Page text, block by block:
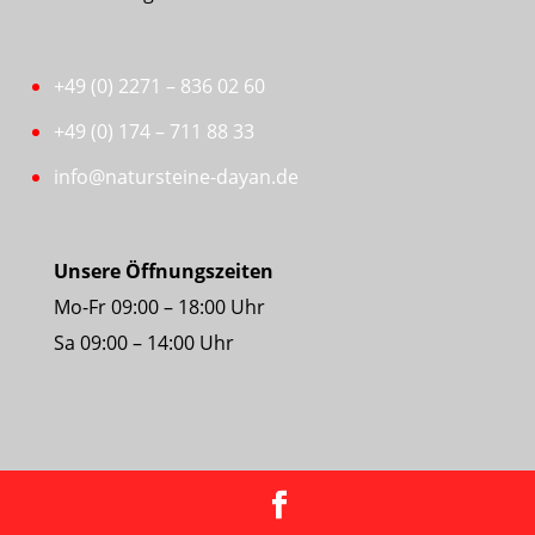
+49 (0) 2271 – 836 02 60
+49 (0) 174 – 711 88 33
info@natursteine-dayan.de
Unsere Öffnungszeiten
Mo-Fr 09:00 – 18:00 Uhr
Sa 09:00 – 14:00 Uhr